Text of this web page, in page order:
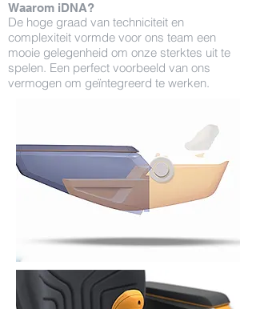
Waarom iDNA?
De hoge graad van techniciteit en
complexiteit vormde voor ons team een
mooie gelegenheid om onze sterktes uit te
spelen. Een perfect voorbeeld van ons
vermogen om geïntegreerd te werken.